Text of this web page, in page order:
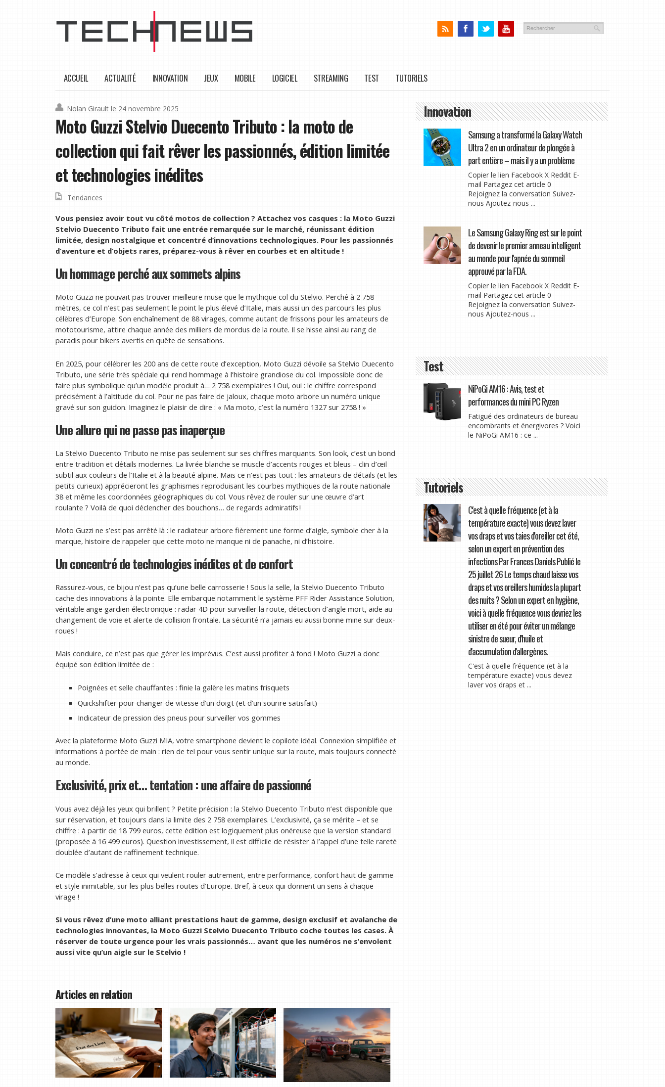
ACCUEIL ACTUALITÉ INNOVATION JEUX MOBILE LOGICIEL STREAMING TEST TUTORIELS
Nolan Girault le 24 novembre 2025
Moto Guzzi Stelvio Duecento Tributo : la moto de
collection qui fait rêver les passionnés, édition limitée
et technologies inédites
Tendances
Vous pensiez avoir tout vu côté motos de collection ? Attachez vos casques : la Moto Guzzi
Stelvio Duecento Tributo fait une entrée remarquée sur le marché, réunissant édition
limitée, design nostalgique et concentré d’innovations technologiques. Pour les passionnés
d’aventure et d’objets rares, préparez-vous à rêver en courbes et en altitude !
Un hommage perché aux sommets alpins
Moto Guzzi ne pouvait pas trouver meilleure muse que le mythique col du Stelvio. Perché à 2 758
mètres, ce col n’est pas seulement le point le plus élevé d’Italie, mais aussi un des parcours les plus
célèbres d’Europe. Son enchaînement de 88 virages, comme autant de frissons pour les amateurs de
mototourisme, attire chaque année des milliers de mordus de la route. Il se hisse ainsi au rang de
paradis pour bikers avertis en quête de sensations.
En 2025, pour célébrer les 200 ans de cette route d’exception, Moto Guzzi dévoile sa Stelvio Duecento
Tributo, une série très spéciale qui rend hommage à l’histoire grandiose du col. Impossible donc de
faire plus symbolique qu’un modèle produit à… 2 758 exemplaires ! Oui, oui : le chiffre correspond
précisément à l’altitude du col. Pour ne pas faire de jaloux, chaque moto arbore un numéro unique
gravé sur son guidon. Imaginez le plaisir de dire : « Ma moto, c’est la numéro 1327 sur 2758 ! »
Une allure qui ne passe pas inaperçue
La Stelvio Duecento Tributo ne mise pas seulement sur ses chiffres marquants. Son look, c’est un bond
entre tradition et détails modernes. La livrée blanche se muscle d’accents rouges et bleus – clin d’œil
subtil aux couleurs de l’Italie et à la beauté alpine. Mais ce n’est pas tout : les amateurs de détails (et les
petits curieux) apprécieront les graphismes reproduisant les courbes mythiques de la route nationale
38 et même les coordonnées géographiques du col. Vous rêvez de rouler sur une œuvre d’art
roulante ? Voilà de quoi déclencher des bouchons… de regards admiratifs !
Moto Guzzi ne s’est pas arrêté là : le radiateur arbore fièrement une forme d’aigle, symbole cher à la
marque, histoire de rappeler que cette moto ne manque ni de panache, ni d’histoire.
Un concentré de technologies inédites et de confort
Rassurez-vous, ce bijou n’est pas qu’une belle carrosserie ! Sous la selle, la Stelvio Duecento Tributo
cache des innovations à la pointe. Elle embarque notamment le système PFF Rider Assistance Solution,
véritable ange gardien électronique : radar 4D pour surveiller la route, détection d’angle mort, aide au
changement de voie et alerte de collision frontale. La sécurité n’a jamais eu aussi bonne mine sur deux-
roues !
Mais conduire, ce n’est pas que gérer les imprévus. C’est aussi profiter à fond ! Moto Guzzi a donc
équipé son édition limitée de :
Poignées et selle chauffantes : finie la galère les matins frisquets
Quickshifter pour changer de vitesse d’un doigt (et d’un sourire satisfait)
Indicateur de pression des pneus pour surveiller vos gommes
Avec la plateforme Moto Guzzi MIA, votre smartphone devient le copilote idéal. Connexion simplifiée et
informations à portée de main : rien de tel pour vous sentir unique sur la route, mais toujours connecté
au monde.
Exclusivité, prix et… tentation : une affaire de passionné
Vous avez déjà les yeux qui brillent ? Petite précision : la Stelvio Duecento Tributo n’est disponible que
sur réservation, et toujours dans la limite des 2 758 exemplaires. L’exclusivité, ça se mérite – et se
chiffre : à partir de 18 799 euros, cette édition est logiquement plus onéreuse que la version standard
(proposée à 16 499 euros). Question investissement, il est difficile de résister à l’appel d’une telle rareté
doublée d’autant de raffinement technique.
Ce modèle s’adresse à ceux qui veulent rouler autrement, entre performance, confort haut de gamme
et style inimitable, sur les plus belles routes d’Europe. Bref, à ceux qui donnent un sens à chaque
virage !
Si vous rêvez d’une moto alliant prestations haut de gamme, design exclusif et avalanche de
technologies innovantes, la Moto Guzzi Stelvio Duecento Tributo coche toutes les cases. À
réserver de toute urgence pour les vrais passionnés… avant que les numéros ne s’envolent
aussi vite qu’un aigle sur le Stelvio !
Articles en relation
Innovation
Samsung a transformé la Galaxy Watch
Ultra 2 en un ordinateur de plongée à
part entière – mais il y a un problème
Copier le lien Facebook X Reddit E-
mail Partagez cet article 0
Rejoignez la conversation Suivez-
nous Ajoutez-nous ...
Le Samsung Galaxy Ring est sur le point
de devenir le premier anneau intelligent
au monde pour l'apnée du sommeil
approuvé par la FDA.
Copier le lien Facebook X Reddit E-
mail Partagez cet article 0
Rejoignez la conversation Suivez-
nous Ajoutez-nous ...
Test
NiPoGi AM16 : Avis, test et
performances du mini PC Ryzen
Fatigué des ordinateurs de bureau
encombrants et énergivores ? Voici
le NiPoGi AM16 : ce ...
Tutoriels
C'est à quelle fréquence (et à la
température exacte) vous devez laver
vos draps et vos taies d'oreiller cet été,
selon un expert en prévention des
infections Par Frances Daniels Publié le
25 juillet 26 Le temps chaud laisse vos
draps et vos oreillers humides la plupart
des nuits ? Selon un expert en hygiène,
voici à quelle fréquence vous devriez les
utiliser en été pour éviter un mélange
sinistre de sueur, d'huile et
d'accumulation d'allergènes.
C'est à quelle fréquence (et à la
température exacte) vous devez
laver vos draps et ...